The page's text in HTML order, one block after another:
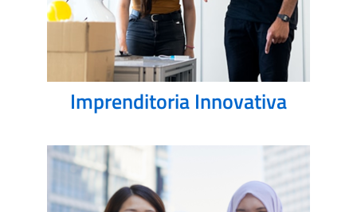
Imprenditoria Innovativa